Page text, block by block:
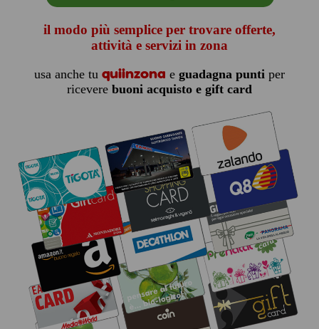
il modo più semplice per trovare offerte,
attività e servizi in zona
usa anche tu quiinzona e guadagna puntiper
ricevere buoni acquisto e gift card